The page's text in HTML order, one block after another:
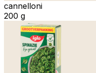
cannelloni
200 g